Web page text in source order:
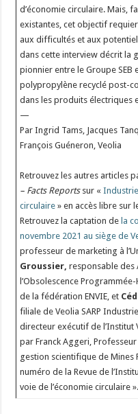
d’économie circulaire. Mais,
existantes, cet objectif
aux difficultés et aux
dans cette interview décrit la
pionnier entre le Groupe SEB
polypropylène recyclé post-
dans les produits électriques
—
Par Ingrid Tams, Jacques
François Guéneron, Veolia
Retrouvez les autres articles
– Facts Reportssur «
circulaire » en accès libre sur
Retrouvez la captation de la
novembre 2021 au siège de
professeur de marketing à
Groussier, responsable des
l’Obsolescence Programmée-
de la fédération ENVIE, et
filiale de Veolia SARP
directeur exécutif de l’Institut
par Franck Aggeri,
gestion scientifique de Mines
numéro de la Revue de
voie de l’économie circulaire ».